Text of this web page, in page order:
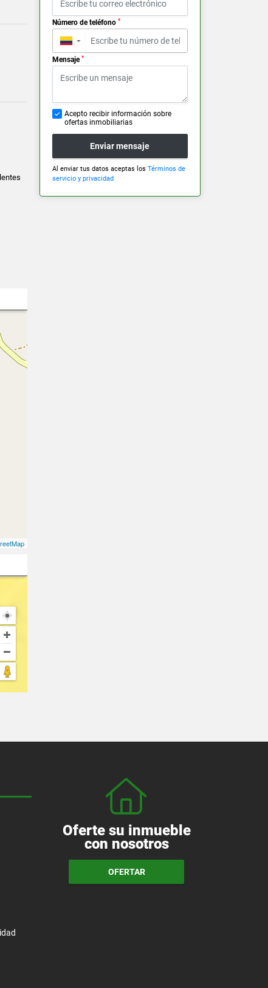
Número de teléfono *
▼
Mensaje *
Acepto recibir información sobre
ofertas inmobiliarias
Enviar mensaje
Al enviar tus datos aceptas los Términos de
servicio y privacidad
Oferte su inmueble
con nosotros
OFERTAR